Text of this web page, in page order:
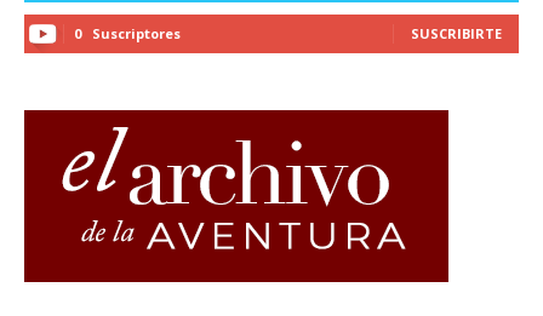
0 Suscriptores SUSCRIBIRTE